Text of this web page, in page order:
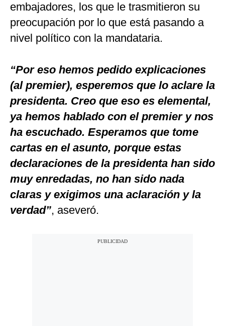
embajadores, los que le trasmitieron su
preocupación por lo que está pasando a
nivel político con la mandataria.
“Por eso hemos pedido explicaciones
(al premier), esperemos que lo aclare la
presidenta. Creo que eso es elemental,
ya hemos hablado con el premier y nos
ha escuchado. Esperamos que tome
cartas en el asunto, porque estas
declaraciones de la presidenta han sido
muy enredadas, no han sido nada
claras y exigimos una aclaración y la
verdad”, aseveró.